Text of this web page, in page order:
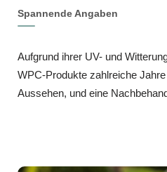
Spannende Angaben
Aufgrund ihrer UV- und
WPC-Produkte zahlreiche
Aussehen, und eine